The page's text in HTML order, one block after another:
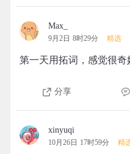
Max_
9月2日 8时29分 精选
第一天用拓词，感觉很
分享
xinyuqi
10月26日 17时59分 精